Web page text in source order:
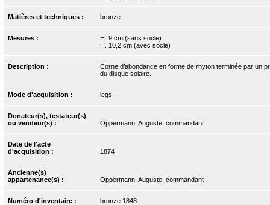
Matières et techniques : bronze
Mesures :
H. 9 cm (sans socle)
H. 10,2 cm (avec socle)
Description :
Corne d’abondance en forme de rhyton terminée par un
du disque solaire.
Mode d'acquisition : legs
Donateur(s), testateur(s)
ou vendeur(s) :
Oppermann, Auguste, commandant
Date de l'acte
d'acquisition :
1874
Ancienne(s)
appartenance(s) :
Oppermann, Auguste, commandant
Numéro d'inventaire : bronze.1848